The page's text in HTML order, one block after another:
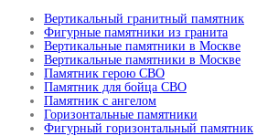
Вертикальный гранитный памятник
Фигурные памятники из гранита
Вертикальные памятники в Москве
Вертикальные памятники в Москве
Памятник герою СВО
Памятник для бойца СВО
Памятник с ангелом
Горизонтальные памятники
Фигурный горизонтальный памятник